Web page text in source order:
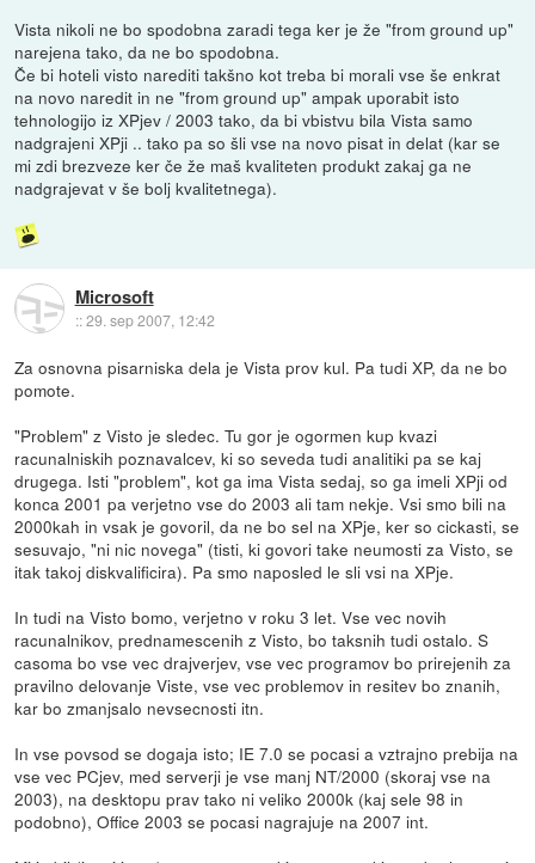
Vista nikoli ne bo spodobna zaradi tega ker je že "from ground up"
narejena tako, da ne bo spodobna.
Če bi hoteli visto narediti takšno kot treba bi morali vse še enkrat
na novo naredit in ne "from ground up" ampak uporabit isto
tehnologijo iz XPjev / 2003 tako, da bi vbistvu bila Vista samo
nadgrajeni XPji .. tako pa so šli vse na novo pisat in delat (kar se
mi zdi brezveze ker če že maš kvaliteten produkt zakaj ga ne
nadgrajevat v še bolj kvalitetnega).
Microsoft
::29. sep 2007, 12:42
Za osnovna pisarniska dela je Vista prov kul. Pa tudi XP, da ne bo
pomote.
"Problem" z Visto je sledec. Tu gor je ogormen kup kvazi
racunalniskih poznavalcev, ki so seveda tudi analitiki pa se kaj
drugega. Isti "problem", kot ga ima Vista sedaj, so ga imeli XPji od
konca 2001 pa verjetno vse do 2003 ali tam nekje. Vsi smo bili na
2000kah in vsak je govoril, da ne bo sel na XPje, ker so cickasti, se
sesuvajo, "ni nic novega" (tisti, ki govori take neumosti za Visto, se
itak takoj diskvalificira). Pa smo naposled le sli vsi na XPje.
In tudi na Visto bomo, verjetno v roku 3 let. Vse vec novih
racunalnikov, prednamescenih z Visto, bo taksnih tudi ostalo. S
casoma bo vse vec drajverjev, vse vec programov bo prirejenih za
pravilno delovanje Viste, vse vec problemov in resitev bo znanih,
kar bo zmanjsalo nevsecnosti itn.
In vse povsod se dogaja isto; IE 7.0 se pocasi a vztrajno prebija na
vse vec PCjev, med serverji je vse manj NT/2000 (skoraj vse na
2003), na desktopu prav tako ni veliko 2000k (kaj sele 98 in
podobno), Office 2003 se pocasi nagrajuje na 2007 int.